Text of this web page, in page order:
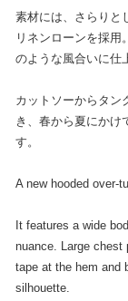
素材には、さらりと
リネンローンを採用
のような風合いに仕
カットソーからタン
き、春から夏にかけ
す。
A new hooded over-
It features a wide
nuance. Large chest
tape at the hem and
silhouette.